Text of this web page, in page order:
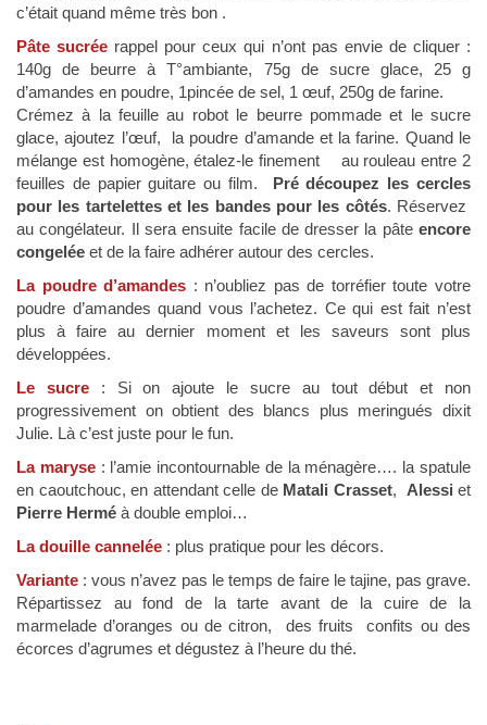
c’était quand même très bon .
Pâte sucrée rappel pour ceux qui n’ont pas envie de cliquer :
140g de beurre à T°ambiante, 75g de sucre glace, 25 g
d’amandes en poudre, 1pincée de sel, 1 œuf, 250g de farine.
Crémez à la feuille au robot le beurre pommade et le sucre
glace, ajoutez l’œuf, la poudre d’amande et la farine. Quand le
mélange est homogène, étalez-le finement au rouleau entre 2
feuilles de papier guitare ou film. Pré découpez les cercles
pour les tartelettes et les bandes pour les côtés. Réservez
au congélateur. Il sera ensuite facile de dresser la pâte encore
congelée et de la faire adhérer autour des cercles.
La poudre d’amandes : n’oubliez pas de torréfier toute votre
poudre d’amandes quand vous l’achetez. Ce qui est fait n’est
plus à faire au dernier moment et les saveurs sont plus
développées.
Le sucre : Si on ajoute le sucre au tout début et non
progressivement on obtient des blancs plus meringués dixit
Julie. Là c’est juste pour le fun.
La maryse: l’amie incontournable de la ménagère…. la spatule
en caoutchouc, en attendant celle de Matali Crasset, Alessi et
Pierre Hermé à double emploi…
La douille cannelée : plus pratique pour les décors.
Variante : vous n’avez pas le temps de faire le tajine, pas grave.
Répartissez au fond de la tarte avant de la cuire de la
marmelade d’oranges ou de citron, des fruits confits ou des
écorces d’agrumes et dégustez à l’heure du thé.